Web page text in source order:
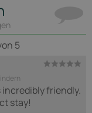
5
incredibly friendly.
stay!